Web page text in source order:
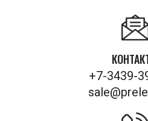
+7-3439-